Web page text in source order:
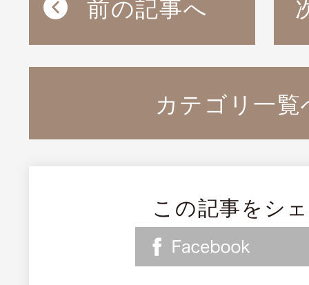
前の記事へ
カテゴリ一覧
この記事をシ